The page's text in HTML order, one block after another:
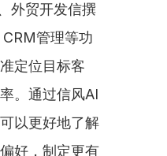
外贸开发信撰
管理等功
定位目标客
。通过信风AI
以更好地了解
好，制定更有